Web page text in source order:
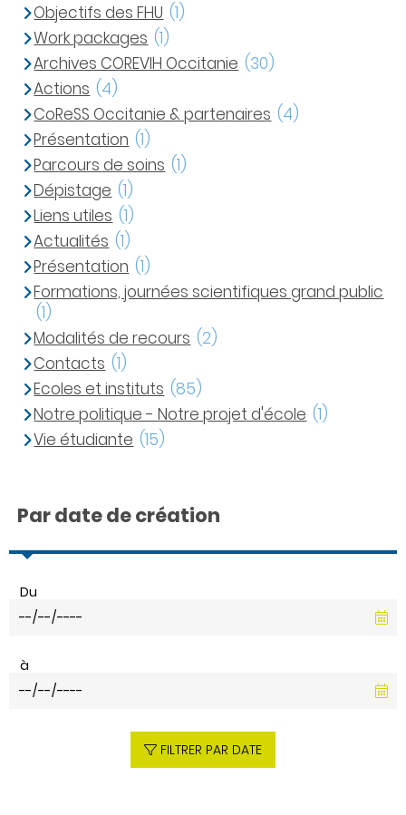
Objectifs des FHU (1)
Work packages (1)
Archives COREVIH Occitanie (30)
Actions (4)
CoReSS Occitanie & partenaires (4)
Présentation (1)
Parcours de soins (1)
Dépistage (1)
Liens utiles (1)
Actualités (1)
Présentation (1)
Formations, journées scientifiques grand public
(1)
Modalités de recours (2)
Contacts (1)
Ecoles et instituts (85)
Notre politique - Notre projet d'école (1)
Vie étudiante (15)
Par date de création
Du
à
FILTRER PAR DATE